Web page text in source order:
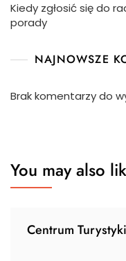
Kiedy zgłosić się do
porady
NAJNOWSZE
Brak komentarzy do
You may also
Centrum